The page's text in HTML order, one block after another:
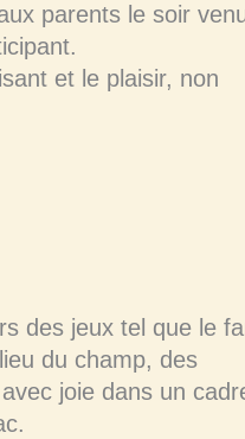
parents le soir
et le plaisir, non
des jeux tel que le
du champ, des
joie dans un